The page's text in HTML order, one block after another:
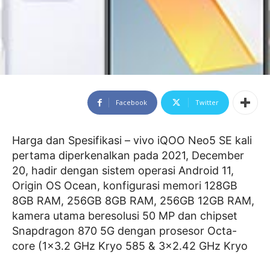
Facebook Twitter
Harga dan Spesifikasi – vivo iQOO Neo5 SE kali
pertama diperkenalkan pada 2021, December
20, hadir dengan sistem operasi Android 11,
Origin OS Ocean, konfigurasi memori 128GB
8GB RAM, 256GB 8GB RAM, 256GB 12GB RAM,
kamera utama beresolusi 50 MP dan chipset
Snapdragon 870 5G dengan prosesor Octa-
core (1×3.2 GHz Kryo 585 & 3×2.42 GHz Kryo